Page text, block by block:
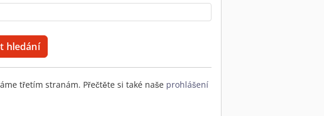
hledání
třetím stranám. Přečtěte si také naše prohlášení